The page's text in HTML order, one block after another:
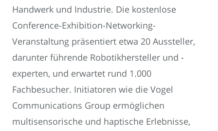
Handwerk und Industrie. Die kostenlose
Conference-Exhibition-Networking-
Veranstaltung präsentiert etwa 20 Aussteller,
darunter führende Robotikhersteller und -
experten, und erwartet rund 1.000
Fachbesucher. Initiatoren wie die Vogel
Communications Group ermöglichen
multisensorische und haptische Erlebnisse,